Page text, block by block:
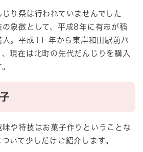
り祭は行われていませんでした
象徴として、平成8年に有志が稲
入。平成11 年から東岸和田駅前パ
現在は北町の先代だんじりを購入
や特技はお菓子作りということな
いて少しだけご紹介します。